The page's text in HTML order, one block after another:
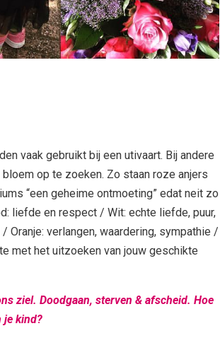
vaak gebruikt bij een utivaart. Bij andere
op te zoeken. Zo staan roze anjers
“een geheime ontmoeting” edat neit zo
liefde en respect / Wit: echte liefde, puur,
Oranje: verlangen, waardering, sympathie /
met het uitzoeken van jouw geschikte
ziel. Doodgaan, sterven & afscheid. Hoe
je kind?